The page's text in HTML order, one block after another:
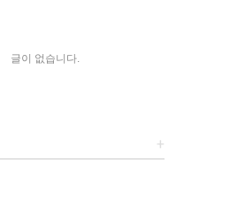
글이 없습니다.
+